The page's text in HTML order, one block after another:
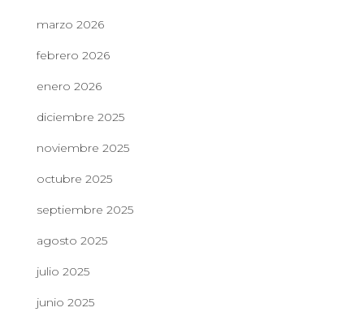
marzo 2026
febrero 2026
enero 2026
diciembre 2025
noviembre 2025
octubre 2025
septiembre 2025
agosto 2025
julio 2025
junio 2025